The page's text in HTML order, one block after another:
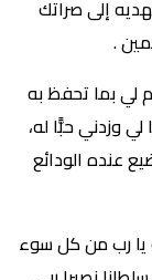
إلى صراتك
.
لي بما تحفظ به
وزدني حبًّا له،
عنده الودائع
يا رب من كل سوء